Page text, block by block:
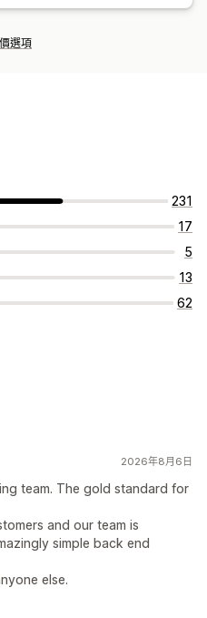
選項
231
17
5
13
62
2026年8月6日
team. The gold standard for
and our team is
simple back end
else.